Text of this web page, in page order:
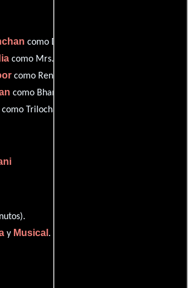
como Dr. Ram Prasad Ghayal
como Mrs. Janki Ghayal
como Renuka Jain
como Bharat Prasad Ghayal
como Trilochan Tripathi (T.T.)
y Musical .